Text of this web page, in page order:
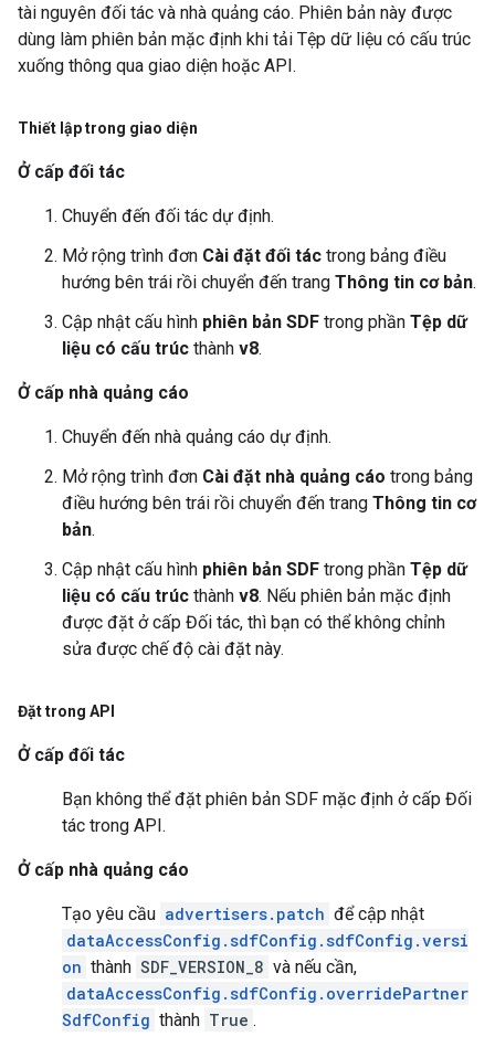
tài nguyên đối tác và nhà quảng cáo. Phiên bản này được
dùng làm phiên bản mặc định khi tải Tệp dữ liệu có cấu trúc
xuống thông qua giao diện hoặc API.
Thiết lập trong giao diện
Ở cấp đối tác
Chuyển đến đối tác dự định.
Mở rộng trình đơn Cài đặt đối tác trong bảng điều
hướng bên trái rồi chuyển đến trang Thông tin cơ bản.
Cập nhật cấu hình phiên bản SDF trong phần Tệp dữ
liệu có cấu trúc thành v8.
Ở cấp nhà quảng cáo
Chuyển đến nhà quảng cáo dự định.
Mở rộng trình đơn Cài đặt nhà quảng cáo trong bảng
điều hướng bên trái rồi chuyển đến trang Thông tin cơ
bản.
Cập nhật cấu hình phiên bản SDF trong phần Tệp dữ
liệu có cấu trúc thành v8. Nếu phiên bản mặc định
được đặt ở cấp Đối tác, thì bạn có thể không chỉnh
sửa được chế độ cài đặt này.
Đặt trong API
Ở cấp đối tác
Bạn không thể đặt phiên bản SDF mặc định ở cấp Đối
tác trong API.
Ở cấp nhà quảng cáo
Tạo yêu cầu advertisers.patch để cập nhật
dataAccessConfig.sdfConfig.sdfConfig.versi
on thành SDF_VERSION_8 và nếu cần,
dataAccessConfig.sdfConfig.overridePartner
SdfConfig thành True .